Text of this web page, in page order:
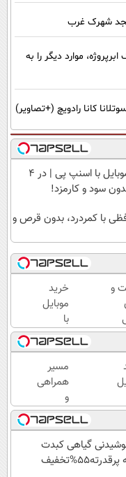
شهرک غرب
موارد دیگر را به
کانا رادویچ (+تصاویر)
خرید موبایل با اسنپ پی | در ۴
سود و کارمزد!
با کمردرد، بدون قرص و
و
خرید
موبایل
با
اسنپ
پی | در
۴
قسط
بدون
سود و
کارمزد!
مسیر
همراهی
و
گزارش
عملکرد
گروه
اسنپ
گیاهی کبدت